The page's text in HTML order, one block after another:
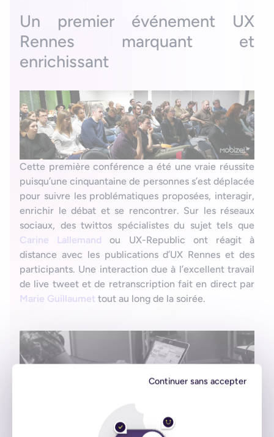
Continuer sans accepter
Un premier événement UX
Rennes marquant et
enrichissant
Cette première conférence a été une vraie réussite
puisqu’une cinquantaine de personnes s’est déplacée
pour suivre les problématiques proposées, interagir,
enrichir le débat et se rencontrer. Sur les réseaux
sociaux, des twittos spécialistes du sujet tels que
Carine Lallemand ou UX-Republic ont réagit à
distance avec les publications d’UX Rennes et des
participants. Une interaction due à l’excellent travail
de live tweet et de retranscription fait en direct par
Marie Guillaumet tout au long de la soirée.
Nous sommes ravis d’avoir été partenaire de cet